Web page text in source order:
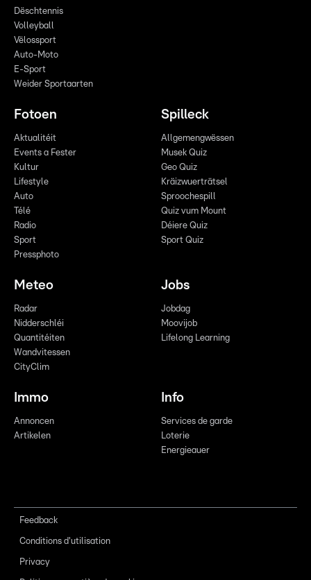
Dëschtennis
Volleyball
Vëlossport
Auto-Moto
E-Sport
Weider Sportaarten
Fotoen
Aktualitéit
Events a Fester
Kultur
Lifestyle
Auto
Télé
Radio
Sport
Pressphoto
Spilleck
Allgemengwëssen
Musek Quiz
Geo Quiz
Kräizwuerträtsel
Sproochespill
Quiz vum Mount
Déiere Quiz
Sport Quiz
Meteo
Radar
Nidderschléi
Quantitéiten
Wandvitessen
CityClim
Jobs
Jobdag
Moovijob
Lifelong Learning
Immo
Annoncen
Artikelen
Info
Services de garde
Loterie
Energieauer
Feedback
Conditions d'utilisation
Privacy